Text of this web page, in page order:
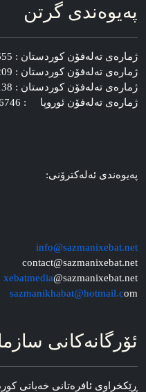
په‌یوه‌ندی گرتن
ژماره‌ی ته‌له‌فۆن کوردستان : 07506206655 (00964)
ژماره‌ی ته‌له‌فۆن کوردستان : 07504687209 (00964)
ژماره‌ی ته‌له‌فۆن کوردستان : 07504497138 (00964)
ژماره‌ی ته‌له‌فۆن ئوروپا : 0767676746 (0046)
په‌یوه‌ندی ئه‌له‌کترۆنی:
info@sazmanixebat.net
contact@sazmanixebat.net
xebatmedia@sazmanixebat.net
sazmanikhabat@hotmail.com
ئۆرگانه‌کانی
ڕێکخراوی ئافره‌تانی خه‌باتی